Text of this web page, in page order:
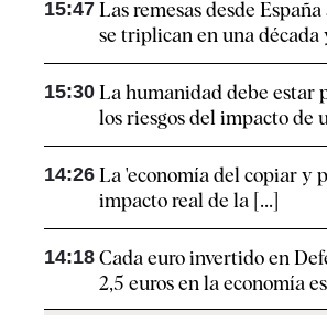
15:47 Las remesas desde
se triplican en una década
15:30 La humanidad debe estar
los riesgos del impacto de
14:26 La 'economía del copiar y
impacto real de la [...]
14:18 Cada euro invertido en
2,5 euros en la economía